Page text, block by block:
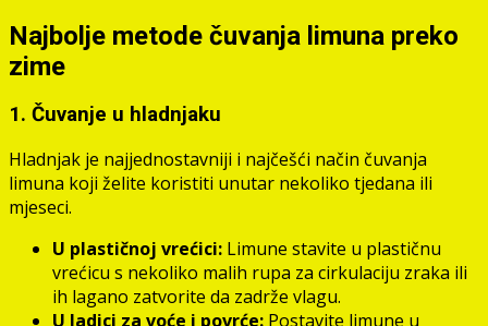
Najbolje metode čuvanja limuna preko
zime
1. Čuvanje u hladnjaku
Hladnjak je najjednostavniji i najčešći način čuvanja
limuna koji želite koristiti unutar nekoliko tjedana ili
mjeseci.
U plastičnoj vrećici: Limune stavite u plastičnu
vrećicu s nekoliko malih rupa za cirkulaciju zraka ili
ih lagano zatvorite da zadrže vlagu.
U ladici za voće i povrće: Postavite limune u